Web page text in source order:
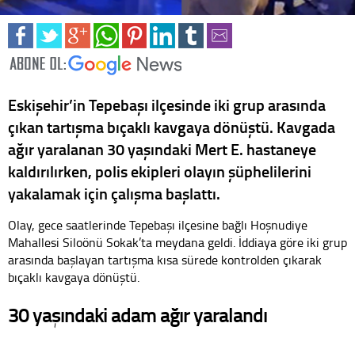
Eskişehir’in Tepebaşı ilçesinde iki grup arasında
çıkan tartışma bıçaklı kavgaya dönüştü. Kavgada
ağır yaralanan 30 yaşındaki Mert E. hastaneye
kaldırılırken, polis ekipleri olayın şüphelilerini
yakalamak için çalışma başlattı.
Olay, gece saatlerinde Tepebaşı ilçesine bağlı Hoşnudiye
Mahallesi Siloönü Sokak’ta meydana geldi. İddiaya göre iki grup
arasında başlayan tartışma kısa sürede kontrolden çıkarak
bıçaklı kavgaya dönüştü.
30 yaşındaki adam ağır yaralandı